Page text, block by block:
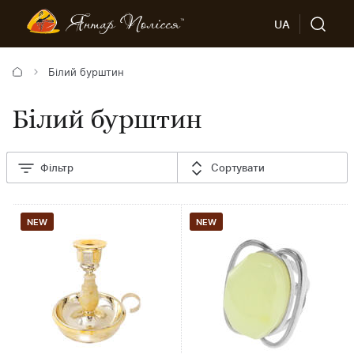
UA
Білий бурштин
Білий бурштин
Фільтр Сортувати
NEW NEW